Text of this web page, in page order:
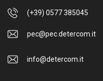
(+39) 0577 385045
pec@pec.detercom.it
info@detercom.it